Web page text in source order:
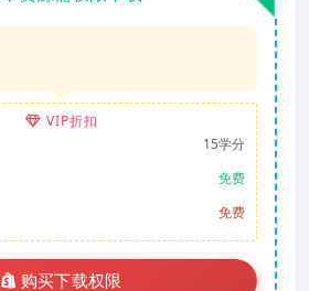
VIP折扣
15学分
免费
免费
购买下载权限